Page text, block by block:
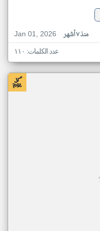
Jan 01, 2026
منذ ٧ أشهر
عدد الكلمات: ١١٠